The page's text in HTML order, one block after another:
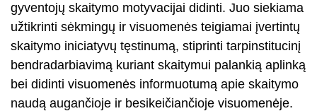
gyventojų skaitymo motyvacijai didinti. Juo siekiama
užtikrinti sėkmingų ir visuomenės teigiamai įvertintų
skaitymo iniciatyvų tęstinumą, stiprinti tarpinstitucinį
bendradarbiavimą kuriant skaitymui palankią aplinką
bei didinti visuomenės informuotumą apie skaitymo
naudą augančioje ir besikeičiančioje visuomenėje.